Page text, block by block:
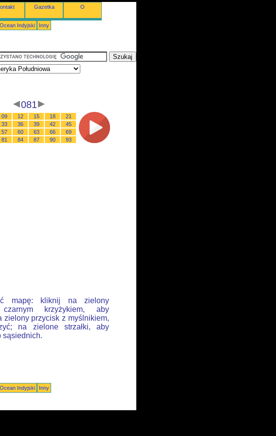
Gazetka O
Ocean Indyjski Inny
081
09 12 15 18
21
33 36 39 42
45
57 60 63 66
69
81 84 87 90 93
mapę: kliknij na zielony
krzyżykiem, aby
zielony przycisk z myślnikiem,
na zielone strzałki, aby
sąsiednich.
Ocean Indyjski
Inny